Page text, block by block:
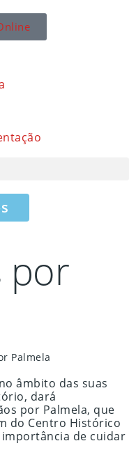
por
Palmela
âmbito das suas
dará
por Palmela, que
do Centro Histórico
importância de cuidar